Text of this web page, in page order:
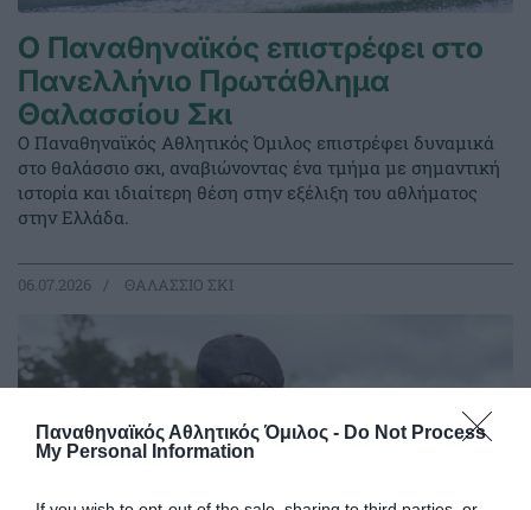
Παναθηναϊκός Αθλητικός Όμιλος - Do Not Process
My Personal Information
Ο Παναθηναϊκός επιστρέφει στο
Πανελλήνιο Πρωτάθλημα
Θαλασσίου Σκι
Ο Παναθηναϊκός Αθλητικός Όμιλος επιστρέφει δυναμικά
στο θαλάσσιο σκι, αναβιώνοντας ένα τμήμα με σημαντική
ιστορία και ιδιαίτερη θέση στην εξέλιξη του αθλήματος
στην Ελλάδα.
06.07.2026 ΘΑΛΑΣΣΙΟ ΣΚΙ